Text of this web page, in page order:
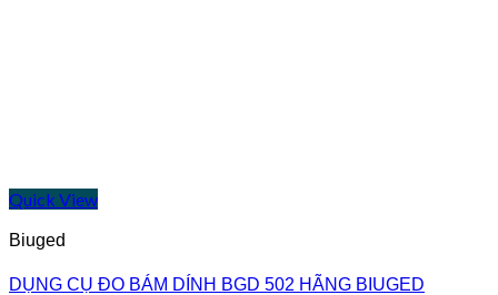
Quick View
Biuged
DỤNG CỤ ĐO BÁM DÍNH BGD 502 HÃNG BIUGED